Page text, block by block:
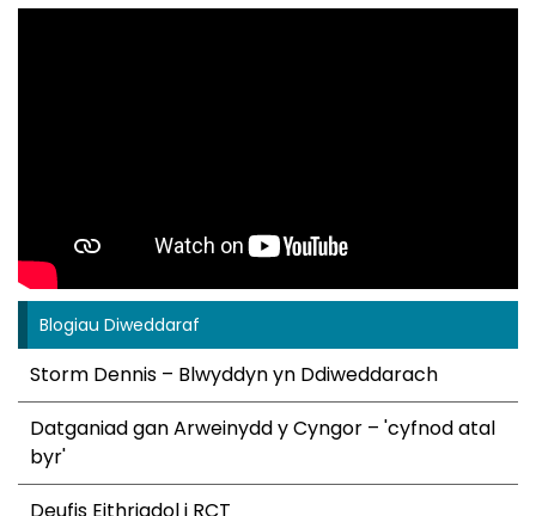
Blogiau Diweddaraf
Storm Dennis – Blwyddyn yn Ddiweddarach
Datganiad gan Arweinydd y Cyngor – 'cyfnod atal
byr'
Deufis Eithriadol i RCT